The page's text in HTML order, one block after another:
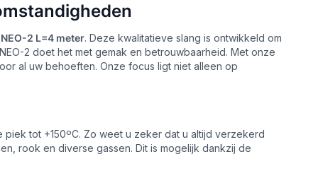
2 L=4 meter. Deze kwalitatieve slang is ontwikkeld om
2 doet het met gemak en betrouwbaarheid. Met onze
al uw behoeften. Onze focus ligt niet alleen op
tot +150ºC. Zo weet u zeker dat u altijd verzekerd
rook en diverse gassen. Dit is mogelijk dankzij de